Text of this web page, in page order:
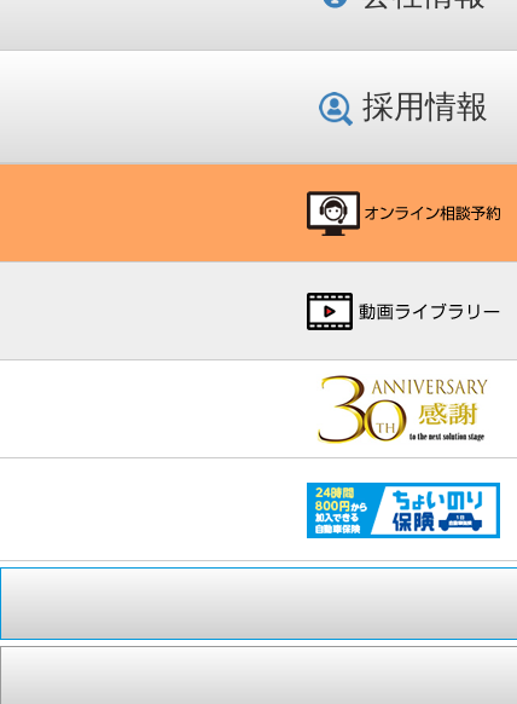
採用情報